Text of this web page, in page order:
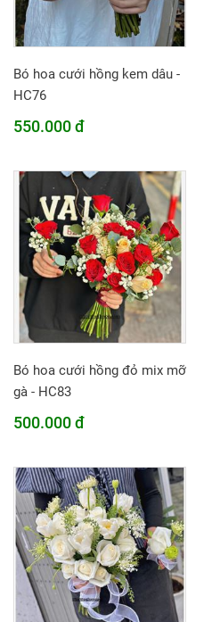
Bó hoa cưới hồng kem dâu -
HC76
550.000 đ
Bó hoa cưới hồng đỏ mix mỡ
gà - HC83
500.000 đ